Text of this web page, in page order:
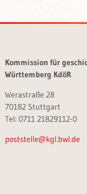
Kommission für
Württemberg KdöR
Werastraße 28
70182 Stuttgart
Tel: 0711 21829112-0
poststelle@kgl.bwl.de